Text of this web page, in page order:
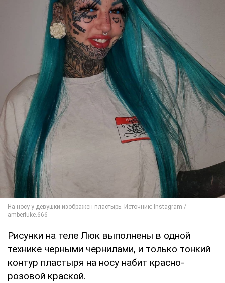
Рисунки на теле Люк выполнены в одной
технике черными чернилами, и только тонкий
контур пластыря на носу набит красно-
розовой краской.